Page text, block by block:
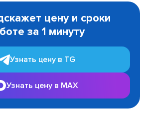
цену и сроки
за 1 минуту
Узнать цену в TG
Узнать цену в MAX